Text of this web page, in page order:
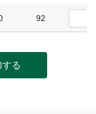
92
る